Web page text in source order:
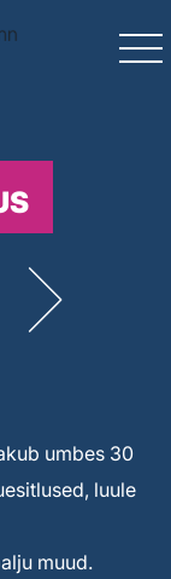
umbes 30
luule
muud.